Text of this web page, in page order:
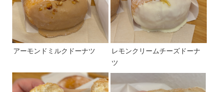
アーモンドミルクドーナツ
レモンクリームチーズドーナ
ツ